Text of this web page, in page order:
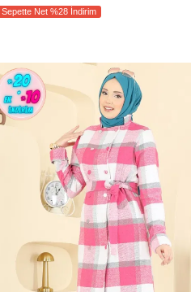
Sepette Net %28 İndirim